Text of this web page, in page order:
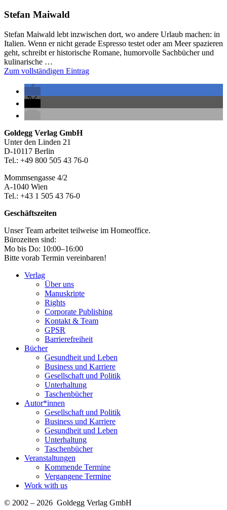
Stefan Maiwald
Stefan Maiwald lebt inzwischen dort, wo andere Urlaub machen: in
Italien. Wenn er nicht gerade Espresso testet oder am Meer spazieren
geht, schreibt er historische Romane, humorvolle Sachbücher und
kulinarische …
Zum vollständigen Eintrag
Seitenleiste
Footer-
Section
Goldegg Verlag GmbH
Unter den Linden 21
D-10117 Berlin
Tel.: +49 800 505 43 76-0
Mommsengasse 4/2
A-1040 Wien
Tel.: +43 1 505 43 76-0
Geschäftszeiten
Unser Team arbeitet teilweise im Homeoffice.
Bürozeiten sind:
Mo bis Do: 10:00–16:00
Bitte vorab Termin vereinbaren!
Verlag
Über uns
Manuskripte
Rights
Corporate Publishing
Kontakt & Team
GPSR
Barrierefreiheit
Bücher
Gesundheit und Leben
Business und Karriere
Gesellschaft und Politik
Unterhaltung
Taschenbücher
Autor*innen
Gesellschaft und Politik
Business und Karriere
Gesundheit und Leben
Unterhaltung
Taschenbücher
Veranstaltungen
Kommende Termine
Vergangene Termine
Work with us
© 2002 – 2026 Goldegg Verlag GmbH